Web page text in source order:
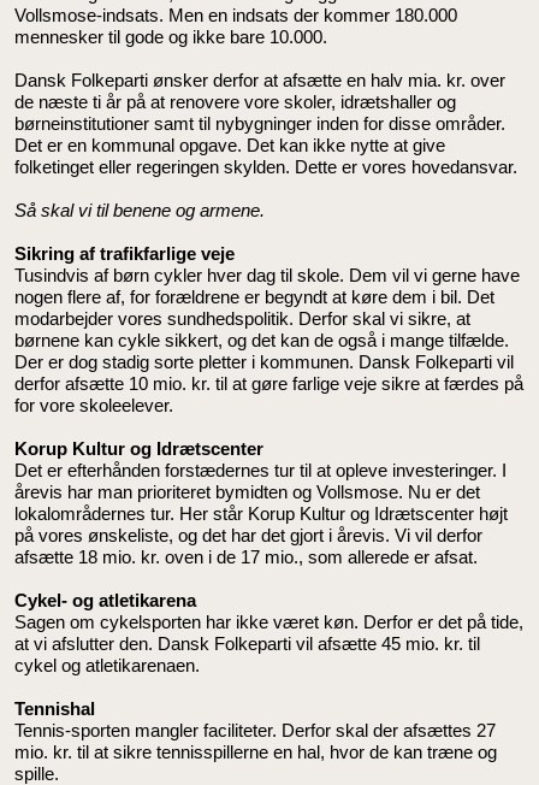
Vollsmose-indsats. Men en indsats der kommer 180.000
mennesker til gode og ikke bare 10.000.
Dansk Folkeparti ønsker derfor at afsætte en halv mia. kr. over
de næste ti år på at renovere vore skoler, idrætshaller og
børneinstitutioner samt til nybygninger inden for disse områder.
Det er en kommunal opgave. Det kan ikke nytte at give
folketinget eller regeringen skylden. Dette er vores hovedansvar.
Så skal vi til benene og armene.
Sikring af trafikfarlige veje
Tusindvis af børn cykler hver dag til skole. Dem vil vi gerne have
nogen flere af, for forældrene er begyndt at køre dem i bil. Det
modarbejder vores sundhedspolitik. Derfor skal vi sikre, at
børnene kan cykle sikkert, og det kan de også i mange tilfælde.
Der er dog stadig sorte pletter i kommunen. Dansk Folkeparti vil
derfor afsætte 10 mio. kr. til at gøre farlige veje sikre at færdes på
for vore skoleelever.
Korup Kultur og Idrætscenter
Det er efterhånden forstædernes tur til at opleve investeringer. I
årevis har man prioriteret bymidten og Vollsmose. Nu er det
lokalområdernes tur. Her står Korup Kultur og Idrætscenter højt
på vores ønskeliste, og det har det gjort i årevis. Vi vil derfor
afsætte 18 mio. kr. oven i de 17 mio., som allerede er afsat.
Cykel- og atletikarena
Sagen om cykelsporten har ikke været køn. Derfor er det på tide,
at vi afslutter den. Dansk Folkeparti vil afsætte 45 mio. kr. til
cykel og atletikarenaen.
Tennishal
Tennis-sporten mangler faciliteter. Derfor skal der afsættes 27
mio. kr. til at sikre tennisspillerne en hal, hvor de kan træne og
spille.